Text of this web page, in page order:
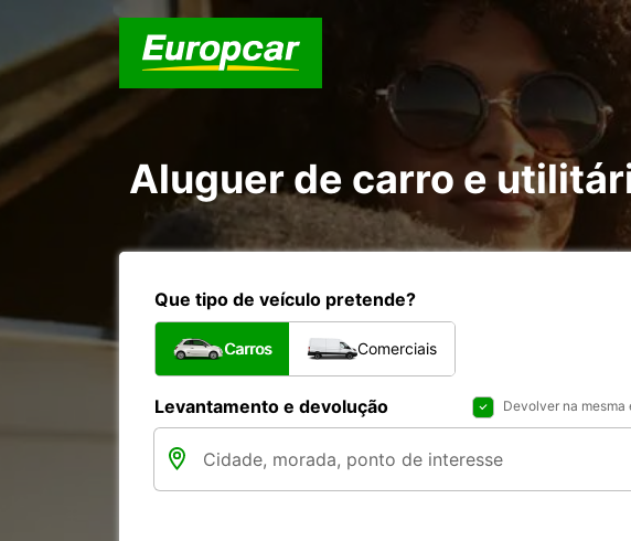
Aluguer de carro e
Que tipo de veículo pretende?
Carros Comerciais
Levantamento e devolução Devolver na mesma